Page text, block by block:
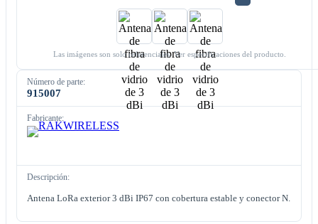
Las imágenes son solo referenciales. Ver especificaciones del producto.
Número de parte:
915007
Fabricante:
Descripción:
Antena LoRa exterior 3 dBi IP67 con cobertura estable y conector N.